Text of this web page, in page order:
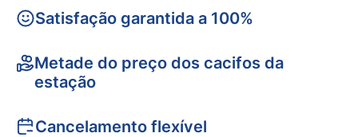
Satisfação garantida a 100%
Metade do preço dos cacifos da
estação
Cancelamento flexível